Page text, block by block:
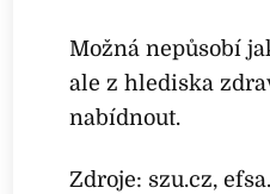
Možná nepůsobí
ale z hlediska
nabídnout.
Zdroje: szu.cz,